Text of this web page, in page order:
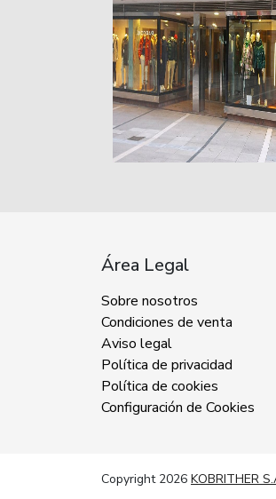
Área Legal
Sobre nosotros
Condiciones de venta
Aviso legal
Política de privacidad
Política de cookies
Configuración de Cookies
Copyright 2026 KOBRITHER